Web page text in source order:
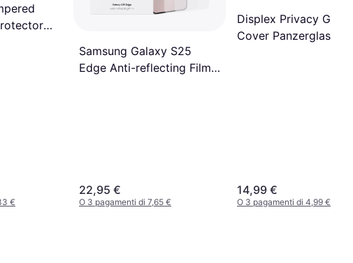
€
Samsung Galaxy S25
Edge Anti-reflecting Film
22,95 €
O 3 pagamenti di 7,65 €
Displex Privacy Glass
Cover Panzerglass
14,99 €
O 3 pagamenti di 4,99 €